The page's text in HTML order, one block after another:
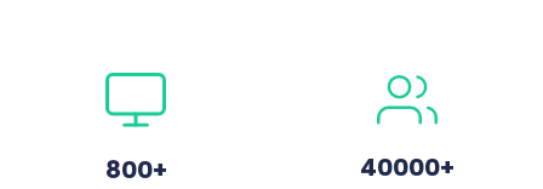
800+ 40000+